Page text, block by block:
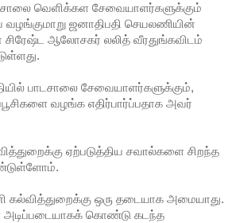
வெளிக்கள சேவையாளர்களுக்கும்
ஜனாதிபதி செயலணியின்
ஆலோசகர் லலித் வீரதுங்கவிடம்
பாடசாலை சேவையாளர்களுக்கும்,
வழங்க எதிர்பார்ப்பதாக அவர்
ஏற்படுத்திய சவால்களை சிறந்த
ஒரு தடையாக அமையாது.
கொண்டு கடந்த